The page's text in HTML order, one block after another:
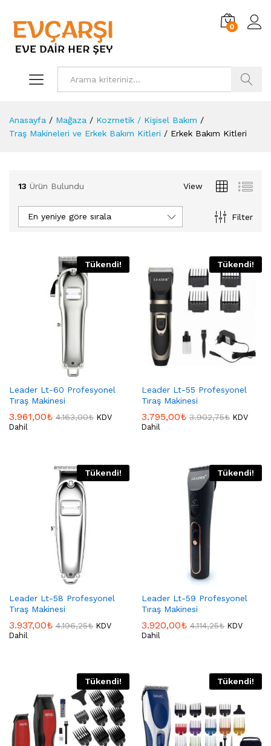
0
Anasayfa / Mağaza / Kozmetik / Kişisel Bakım /
Traş Makineleri ve Erkek Bakım Kitleri / Erkek Bakım Kitleri
13 Ürün Bulundu View
Filter
En yeniye göre sırala
Tükendi!
Leader Lt-60 Profesyonel
Tıraş Makinesi
3.961,00₺ 4.163,00₺ KDV
Dahil
Tükendi!
Leader Lt-55 Profesyonel
Tıraş Makinesi
3.795,00₺ 3.902,75₺ KDV
Dahil
Tükendi!
Leader Lt-58 Profesyonel
Tıraş Makinesi
3.937,00₺ 4.196,25₺ KDV
Dahil
Tükendi!
Leader Lt-59 Profesyonel
Tıraş Makinesi
3.920,00₺ 4.114,25₺ KDV
Dahil
Tükendi! Tükendi!